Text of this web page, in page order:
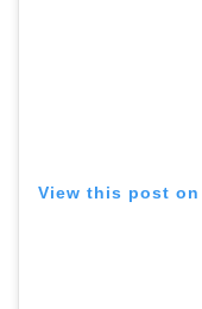
View this post on